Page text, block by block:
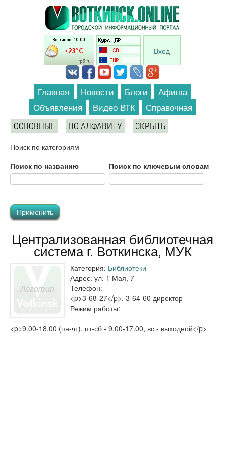
Перейти к основному содержанию
Вход
Главная Новости Блоги
Афиша
Объявления
Видео ВТК Справочная
ОСНОВНЫЕ ПО АЛФАВИТУ СКРЫТЬ
Поиск по категориям
Поиск по названию
Поиск по ключевым словам
Централизованная библиотечная
система г. Воткинска, МУК
Категория: Библиотеки
Адрес: ул. 1 Мая, 7
Телефон:
<p>3-68-27</p>, 3-64-60 директор
Режим работы:
<p>9.00-18.00 (пн-чт), пт-сб - 9.00-17.00, вс - выходной</p>